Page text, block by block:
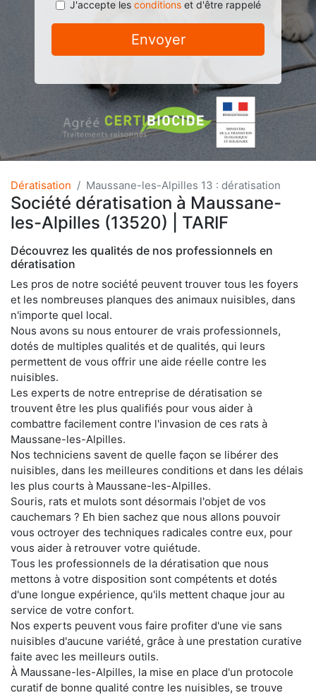
J'accepte les conditionset d'être rappelé
Envoyer
Dératisation Maussane-les-Alpilles 13 : dératisation
Société dératisation à Maussane-
les-Alpilles (13520) | TARIF
Découvrez les qualités de nos professionnels en
dératisation
Les pros de notre société peuvent trouver tous les foyers
et les nombreuses planques des animaux nuisibles, dans
n'importe quel local.
Nous avons su nous entourer de vrais professionnels,
dotés de multiples qualités et de qualités, qui leurs
permettent de vous offrir une aide réelle contre les
nuisibles.
Les experts de notre entreprise de dératisation se
trouvent être les plus qualifiés pour vous aider à
combattre facilement contre l'invasion de ces rats à
Maussane-les-Alpilles.
Nos techniciens savent de quelle façon se libérer des
nuisibles, dans les meilleures conditions et dans les délais
les plus courts à Maussane-les-Alpilles.
Souris, rats et mulots sont désormais l'objet de vos
cauchemars ? Eh bien sachez que nous allons pouvoir
vous octroyer des techniques radicales contre eux, pour
vous aider à retrouver votre quiétude.
Tous les professionnels de la dératisation que nous
mettons à votre disposition sont compétents et dotés
d'une longue expérience, qu'ils mettent chaque jour au
service de votre confort.
Nos experts peuvent vous faire profiter d'une vie sans
nuisibles d'aucune variété, grâce à une prestation curative
faite avec les meilleurs outils.
À Maussane-les-Alpilles, la mise en place d'un protocole
curatif de bonne qualité contre les nuisibles, se trouve